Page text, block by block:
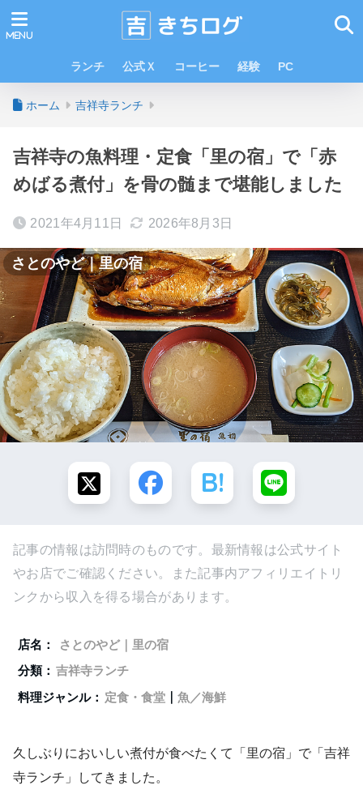
ランチ 公式Ｘ コーヒー 経験 PC
ホーム 吉祥寺ランチ
吉祥寺の魚料理・定食「里の宿」で「赤
めばる煮付」を骨の髄まで堪能しました
2021年4月11日 2026年8月3日
さとのやど｜里の宿
記事の情報は訪問時のものです。最新情報は公式サイト
やお店でご確認ください。また記事内アフィリエイトリ
ンクから収入を得る場合があります。
店名：
さとのやど｜里の宿
分類： 吉祥寺ランチ
料理ジャンル： 定食・食堂 ｜魚／海鮮
久しぶりにおいしい煮付が食べたくて「里の宿」で「吉祥
寺ランチ」してきました。